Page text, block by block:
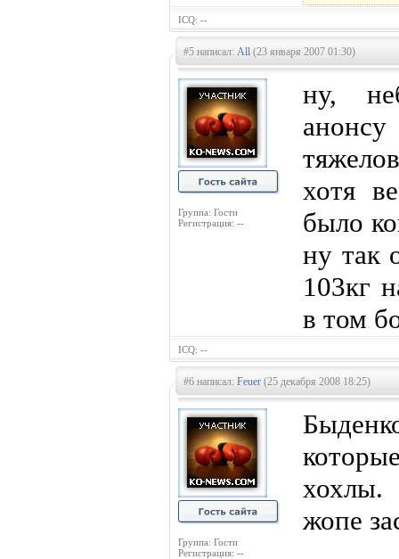
ICQ: --
#5 написал: All (23 января 2007 01:30)
Группа: Гости
Регистрация: --
ну,
хотя
было
ну так
103кг
в том
ICQ: --
#6 написал: Feuer (25 декабря 2008 18:25)
Группа: Гости
Регистрация: --
жопе